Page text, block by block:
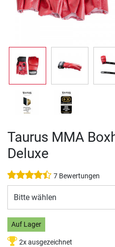
Taurus MMA
Deluxe
7 Bewertungen
Bitte wählen
Auf Lager
2x ausgezeichnet